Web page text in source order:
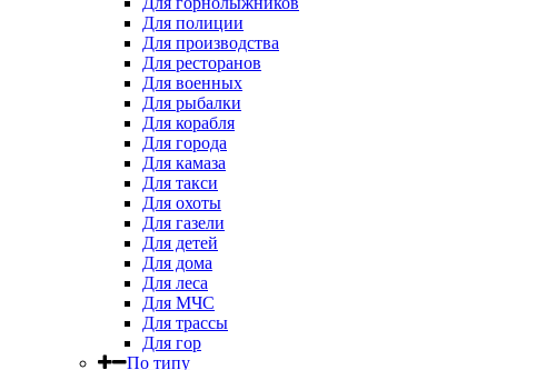
Для полиции
Для производства
Для ресторанов
Для военных
Для рыбалки
Для корабля
Для города
Для камаза
Для такси
Для охоты
Для газели
Для детей
Для дома
Для леса
Для МЧС
Для трассы
Для гор
По типу